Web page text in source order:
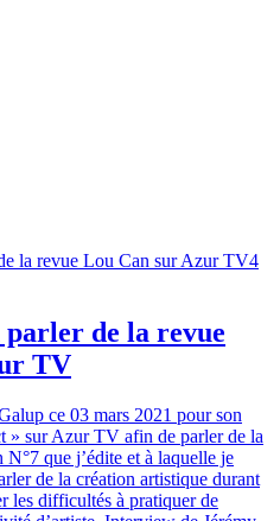
4
de la revue
TV
ce 03 mars 2021 pour son
» sur Azur TV afin de parler de la
que j’édite et à laquelle je
de la création artistique durant
les difficultés à pratiquer de